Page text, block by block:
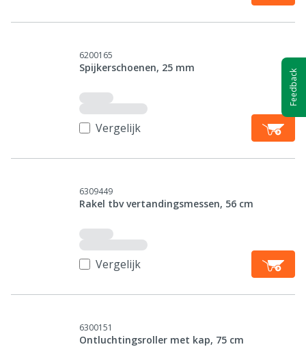
6200165
Spijkerschoenen, 25 mm
Vergelijk
6309449
Rakel tbv vertandingsmessen, 56 cm
Vergelijk
6300151
Ontluchtingsroller met kap, 75 cm
Feedback